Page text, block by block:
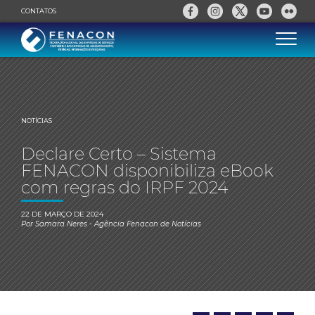
CONTATOS
NOTÍCIAS
Declare Certo – Sistema
FENACON disponibiliza eBook
com regras do IRPF 2024
22 DE MARÇO DE 2024
PorSamara Neres- Agência Fenacon de Notícias